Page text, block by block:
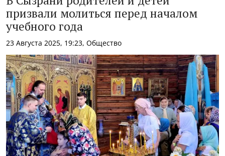
призвали молиться перед началом
учебного года
23 Августа 2025, 19:23, Общество